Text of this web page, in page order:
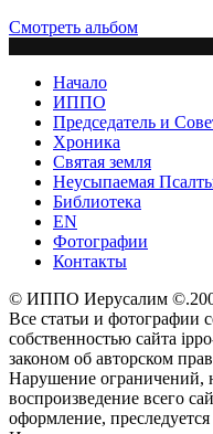
Смотреть альбом
Начало
ИППО
Председатель и
Хроника
Святая земля
Неусыпаемая
Библиотека
EN
Фотографии
Контакты
© ИППО Иерусалим
Все статьи и фотографии
собственностью сайта
законом об авторском
Нарушение ограничений,
воспроизведение всего
оформление,